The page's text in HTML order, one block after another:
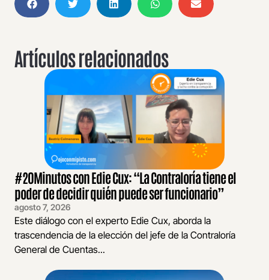
Artículos relacionados
#20Minutos con Edie Cux: “La Contraloría tiene el
poder de decidir quién puede ser funcionario”
agosto 7, 2026
Este diálogo con el experto Edie Cux, aborda la
trascendencia de la elección del jefe de la Contraloría
General de Cuentas...